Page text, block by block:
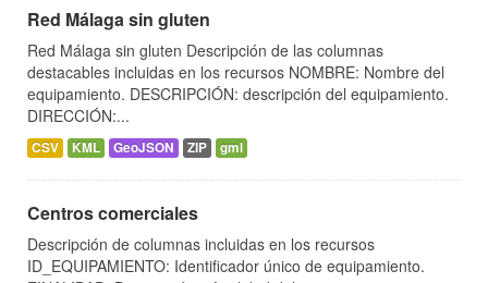
Red Málaga sin gluten
Red Málaga sin gluten Descripción de las columnas
destacables incluidas en los recursos NOMBRE: Nombre del
equipamiento. DESCRIPCIÓN: descripción del equipamiento.
DIRECCIÓN:...
CSV KML GeoJSON ZIP gml
Centros comerciales
Descripción de columnas incluidas en los recursos
ID_EQUIPAMIENTO: Identificador único de equipamiento.